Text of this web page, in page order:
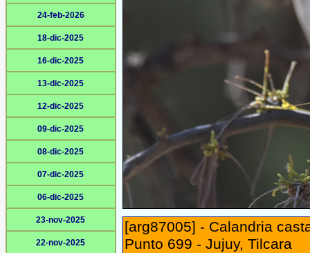
24-feb-2026
18-dic-2025
16-dic-2025
13-dic-2025
12-dic-2025
09-dic-2025
08-dic-2025
07-dic-2025
06-dic-2025
23-nov-2025
22-nov-2025
[arg87005] - Calandria
Punto 699 - Jujuy, Tilcara